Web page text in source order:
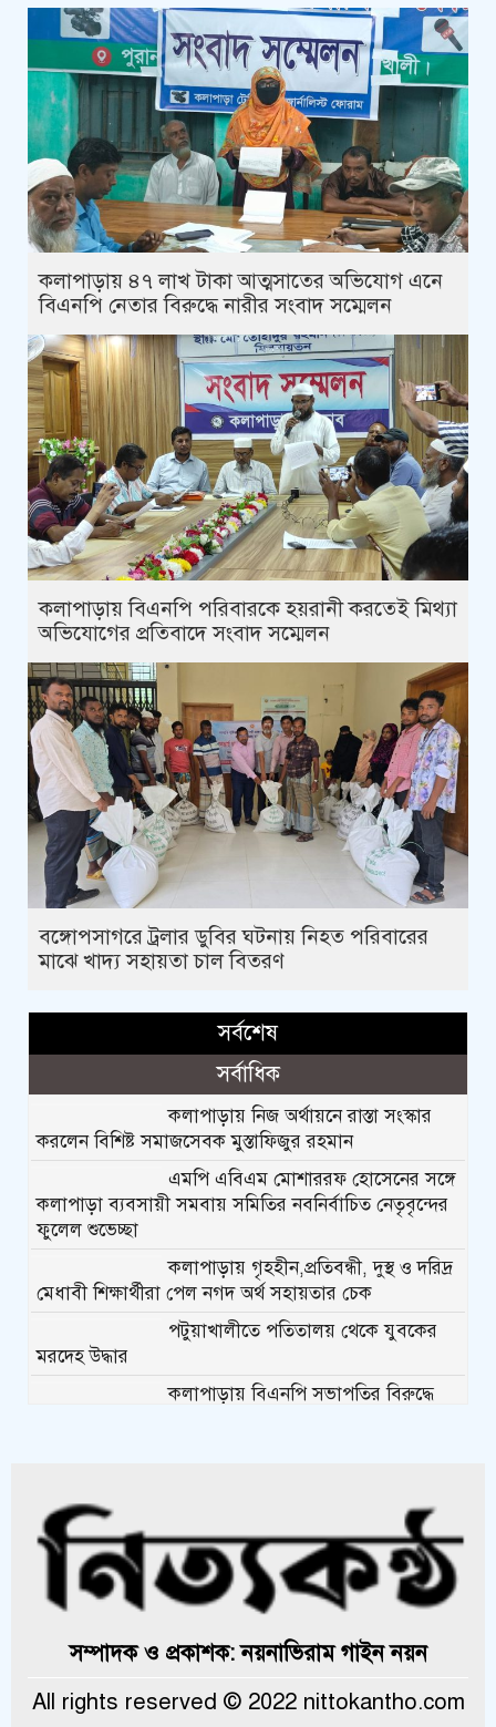
কলাপাড়ায় ৪৭ লাখ টাকা আত্মসাতের অভিযোগ এনে
বিএনপি নেতার বিরুদ্ধে নারীর সংবাদ সম্মেলন
কলাপাড়ায় বিএনপি পরিবারকে হয়রানী করতেই মিথ্যা
অভিযোগের প্রতিবাদে সংবাদ সম্মেলন
বঙ্গোপসাগরে ট্রলার ডুবির ঘটনায় নিহত পরিবারের
মাঝে খাদ্য সহায়তা চাল বিতরণ
সর্বশেষ
সর্বাধিক
কলাপাড়ায় নিজ অর্থায়নে রাস্তা সংস্কার
করলেন বিশিষ্ট সমাজসেবক মুস্তাফিজুর রহমান
এমপি এবিএম মোশাররফ হোসেনের সঙ্গে
কলাপাড়া ব্যবসায়ী সমবায় সমিতির নবনির্বাচিত নেতৃবৃন্দের
ফুলেল শুভেচ্ছা
কলাপাড়ায় গৃহহীন,প্রতিবন্ধী, দুস্থ ও দরিদ্র
মেধাবী শিক্ষার্থীরা পেল নগদ অর্থ সহায়তার চেক
পটুয়াখালীতে পতিতালয় থেকে যুবকের
মরদেহ উদ্ধার
কলাপাড়ায় বিএনপি সভাপতির বিরুদ্ধে
কলাপাড়ায় মুদি ব্যাবসায়ীর ওপর সন্ত্রাসী
হামলা, গুরুতর অবস্থায় বরিশালে রেফার
সংবাদ সম্মেলন
কলাপাড়া সাংবাদিক ইউনিয়নের
সম্পাদক ও প্রকাশক: নয়নাভিরাম গাইন নয়ন
All rights reserved © 2022 nittokantho.com